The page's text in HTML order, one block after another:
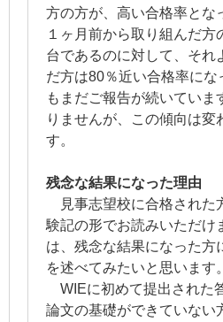
方の方が、高い合格率とな
１ヶ月前から取り組んだ方
台であるのに対して、それ
だ方は80％近い合格率に
もまだご報告が続いていま
りませんが、この傾向は変
す。
残念な結果になった理由
見事志望校に合格された
験記の形でお読みいただけ
は、残念な結果になった方
を述べてみたいと思います。
WIEに初めて提出された
論文の基礎ができていない